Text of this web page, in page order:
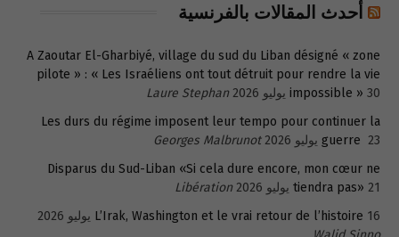
أحدث المقالات بالفرنسية
A Zaoutar El-Gharbiyé, village du sud du Liban désigné « zone
pilote » : « Les Israéliens ont tout détruit pour rendre la vie
impossible » 30 يوليو 2026
Laure Stephan
Les durs du régime imposent leur tempo pour continuer la
guerre 23 يوليو 2026
Georges Malbrunot
Disparus du Sud-Liban «Si cela dure encore, mon cœur ne
tiendra pas» 21 يوليو 2026
Libération
L’Irak, Washington et le vrai retour de l’histoire 16 يوليو 2026